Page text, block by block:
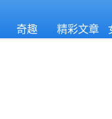
奇趣 精彩文章